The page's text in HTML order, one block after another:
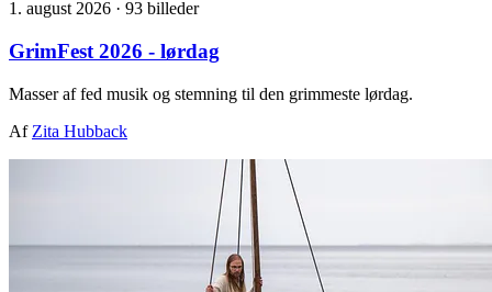
1. august 2026 · 93 billeder
GrimFest 2026 - lørdag
Masser af fed musik og stemning til den grimmeste lørdag.
Af Zita Hubback